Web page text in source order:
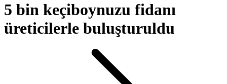
5 bin keçiboynuzu fidanı
üreticilerle buluşturuldu